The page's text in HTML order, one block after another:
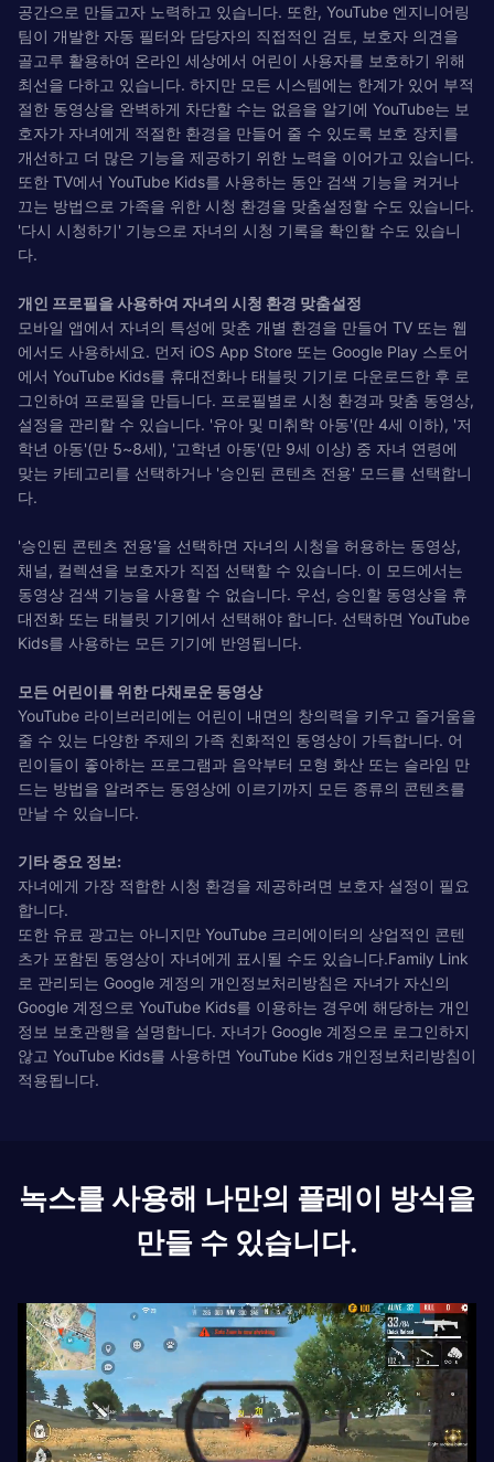
공간으로 만들고자 노력하고 있습니다. 또한, YouTube 엔지니어링
팀이 개발한 자동 필터와 담당자의 직접적인 검토, 보호자 의견을
골고루 활용하여 온라인 세상에서 어린이 사용자를 보호하기 위해
최선을 다하고 있습니다. 하지만 모든 시스템에는 한계가 있어 부적
절한 동영상을 완벽하게 차단할 수는 없음을 알기에 YouTube는 보
호자가 자녀에게 적절한 환경을 만들어 줄 수 있도록 보호 장치를
개선하고 더 많은 기능을 제공하기 위한 노력을 이어가고 있습니다.
또한 TV에서 YouTube Kids를 사용하는 동안 검색 기능을 켜거나
끄는 방법으로 가족을 위한 시청 환경을 맞춤설정할 수도 있습니다.
'다시 시청하기' 기능으로 자녀의 시청 기록을 확인할 수도 있습니
다.
개인 프로필을 사용하여 자녀의 시청 환경 맞춤설정
모바일 앱에서 자녀의 특성에 맞춘 개별 환경을 만들어 TV 또는 웹
에서도 사용하세요. 먼저 iOS App Store 또는 Google Play 스토어
에서 YouTube Kids를 휴대전화나 태블릿 기기로 다운로드한 후 로
그인하여 프로필을 만듭니다. 프로필별로 시청 환경과 맞춤 동영상,
설정을 관리할 수 있습니다. '유아 및 미취학 아동'(만 4세 이하), '저
학년 아동'(만 5~8세), '고학년 아동'(만 9세 이상) 중 자녀 연령에
맞는 카테고리를 선택하거나 '승인된 콘텐츠 전용' 모드를 선택합니
다.
'승인된 콘텐츠 전용'을 선택하면 자녀의 시청을 허용하는 동영상,
채널, 컬렉션을 보호자가 직접 선택할 수 있습니다. 이 모드에서는
동영상 검색 기능을 사용할 수 없습니다. 우선, 승인할 동영상을 휴
대전화 또는 태블릿 기기에서 선택해야 합니다. 선택하면 YouTube
Kids를 사용하는 모든 기기에 반영됩니다.
모든 어린이를 위한 다채로운 동영상
YouTube 라이브러리에는 어린이 내면의 창의력을 키우고 즐거움을
줄 수 있는 다양한 주제의 가족 친화적인 동영상이 가득합니다. 어
린이들이 좋아하는 프로그램과 음악부터 모형 화산 또는 슬라임 만
드는 방법을 알려주는 동영상에 이르기까지 모든 종류의 콘텐츠를
만날 수 있습니다.
기타 중요 정보:
자녀에게 가장 적합한 시청 환경을 제공하려면 보호자 설정이 필요
합니다.
또한 유료 광고는 아니지만 YouTube 크리에이터의 상업적인 콘텐
츠가 포함된 동영상이 자녀에게 표시될 수도 있습니다.Family Link
로 관리되는 Google 계정의 개인정보처리방침은 자녀가 자신의
Google 계정으로 YouTube Kids를 이용하는 경우에 해당하는 개인
정보 보호관행을 설명합니다. 자녀가 Google 계정으로 로그인하지
않고 YouTube Kids를 사용하면 YouTube Kids 개인정보처리방침이
적용됩니다.
녹스를 사용해 나만의 플레이 방식을
만들 수 있습니다.